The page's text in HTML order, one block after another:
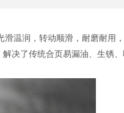
温润，转动顺滑，耐磨耐用
决了传统合页易漏油、生锈